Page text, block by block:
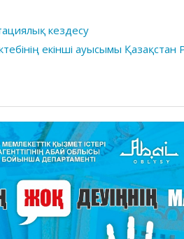
кездесу
екінші ауысымы